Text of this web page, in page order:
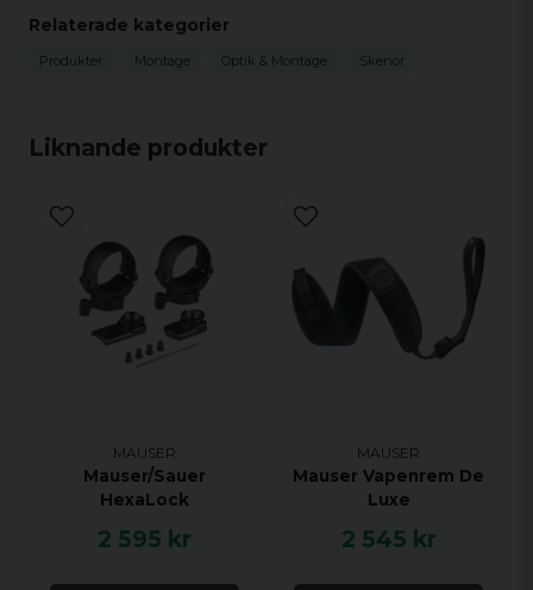
Liknande produkter
MAUSER
Mauser/Sauer
HexaLock
2 595 kr
MAUSER
Mauser Vapenrem De
Luxe
2 545 kr
Relaterade kategorier
Produkter Montage Optik & Montage Skenor